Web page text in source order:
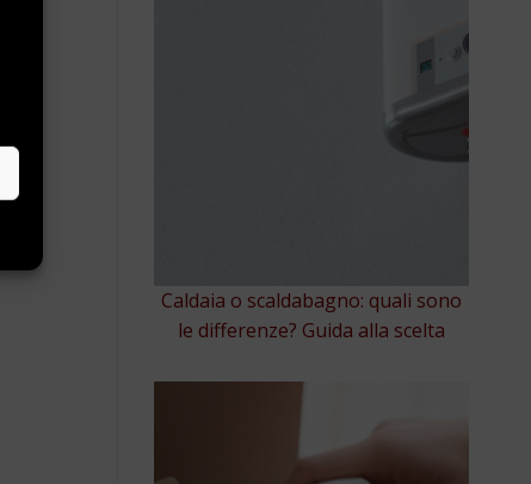
Caldaia o scaldabagno: quali sono
le differenze? Guida alla scelta